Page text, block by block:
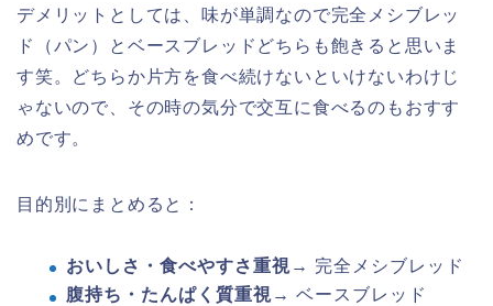
デメリットとしては、味が単調なので完全メシブレッ
ド（パン）とベースブレッドどちらも飽きると思いま
す笑。どちらか片方を食べ続けないといけないわけじ
ゃないので、その時の気分で交互に食べるのもおすす
めです。
目的別にまとめると：
おいしさ・食べやすさ重視 → 完全メシブレッド
腹持ち・たんぱく質重視 → ベースブレッド